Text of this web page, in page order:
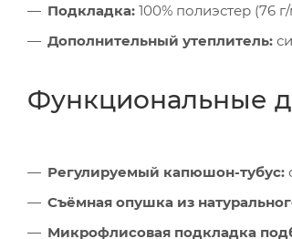
Подкладка: 100% полиэстер (76
Дополнительный утеплитель:
Функциональные
Регулируемый капюшон-тубус:
Съёмная опушка из
Микрофлисовая подкладка